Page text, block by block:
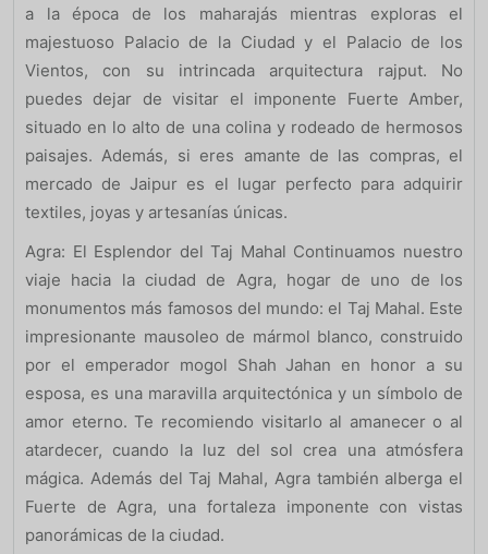
a la época de los maharajás mientras exploras el
majestuoso Palacio de la Ciudad y el Palacio de los
Vientos, con su intrincada arquitectura rajput. No
puedes dejar de visitar el imponente Fuerte Amber,
situado en lo alto de una colina y rodeado de hermosos
paisajes. Además, si eres amante de las compras, el
mercado de Jaipur es el lugar perfecto para adquirir
textiles, joyas y artesanías únicas.
Agra: El Esplendor del Taj Mahal Continuamos nuestro
viaje hacia la ciudad de Agra, hogar de uno de los
monumentos más famosos del mundo: el Taj Mahal. Este
impresionante mausoleo de mármol blanco, construido
por el emperador mogol Shah Jahan en honor a su
esposa, es una maravilla arquitectónica y un símbolo de
amor eterno. Te recomiendo visitarlo al amanecer o al
atardecer, cuando la luz del sol crea una atmósfera
mágica. Además del Taj Mahal, Agra también alberga el
Fuerte de Agra, una fortaleza imponente con vistas
panorámicas de la ciudad.